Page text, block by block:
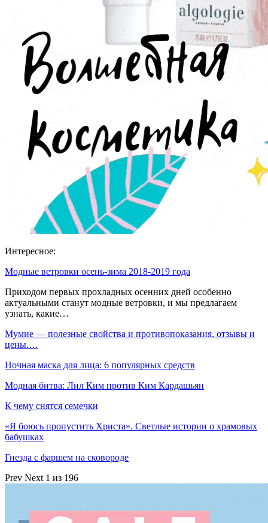
Интересное:
Модные ветровки осень-зима 2018-2019 года
Приходом первых прохладных осенних дней особенно
актуальными станут модные ветровки, и мы предлагаем
узнать, какие…
Мумие — полезные свойства и противопоказания, отзывы и
цены.…
Ночная маска для лица: 6 популярных средств
Модная битва: Лил Ким против Ким Кардашьян
К чему снятся семечки
«Я боюсь пропустить Христа». Светлые истории о храмовых
бабушках
Гнезда с фаршем на сковороде
Prev Next 1 из 196